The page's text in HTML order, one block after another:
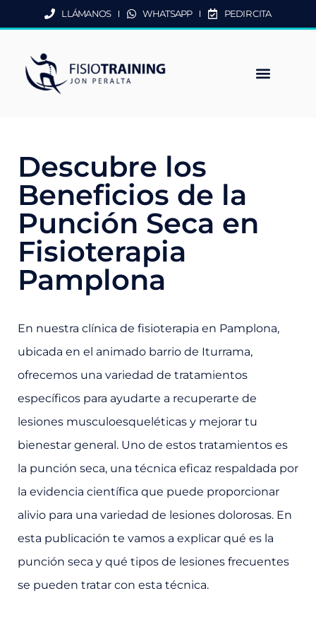
LLÁMANOS WHATSAPP PEDIR CITA
Descubre los
Beneficios de la
Punción Seca en
Fisioterapia
Pamplona
En nuestra clínica de fisioterapia en Pamplona,
ubicada en el animado barrio de Iturrama,
ofrecemos una variedad de tratamientos
específicos para ayudarte a recuperarte de
lesiones musculoesqueléticas y mejorar tu
bienestar general. Uno de estos tratamientos es
la punción seca, una técnica eficaz respaldada por
la evidencia científica que puede proporcionar
alivio para una variedad de lesiones dolorosas. En
esta publicación te vamos a explicar qué es la
punción seca y qué tipos de lesiones frecuentes
se pueden tratar con esta técnica.